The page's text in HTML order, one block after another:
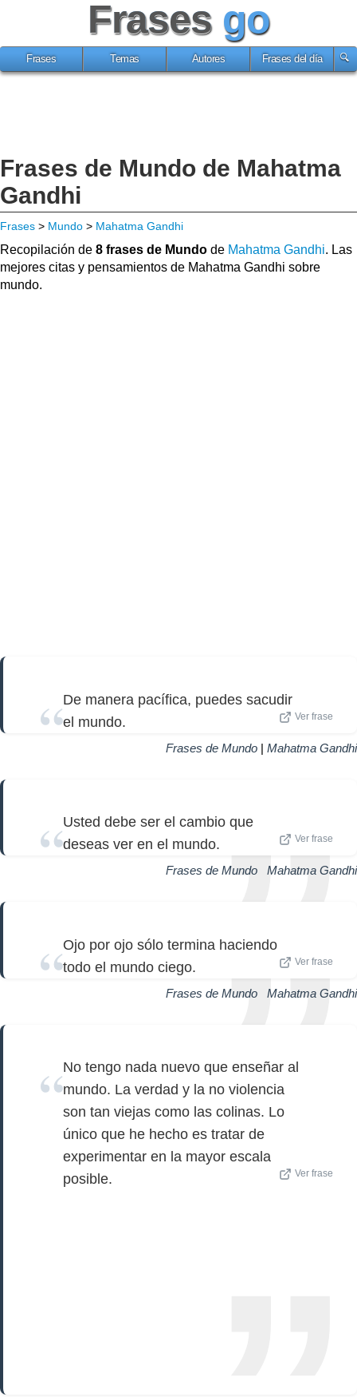
Frases go
Frases Temas Autores Frases del día
Frases de Mundo de Mahatma
Gandhi
Frases > Mundo > Mahatma Gandhi
Recopilación de 8 frases de Mundo de Mahatma Gandhi. Las
mejores citas y pensamientos de Mahatma Gandhi sobre
mundo.
De manera pacífica, puedes sacudir
el mundo.
Ver frase
Frases de Mundo | Mahatma Gandhi
Usted debe ser el cambio que
deseas ver en el mundo.
Ver frase
Frases de Mundo Mahatma Gandhi
Ojo por ojo sólo termina haciendo
todo el mundo ciego.
Ver frase
Frases de Mundo Mahatma Gandhi
No tengo nada nuevo que enseñar al
mundo. La verdad y la no violencia
son tan viejas como las colinas. Lo
único que he hecho es tratar de
experimentar en la mayor escala
posible.
Ver frase